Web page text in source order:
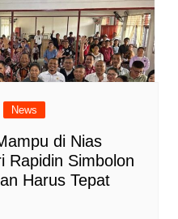
News
di Nias
Rapidin Simbolon
Harus Tepat